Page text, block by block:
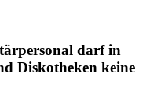
darf in
Diskotheken keine